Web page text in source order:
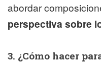
abordar
perspectiva sobre
3. ¿Cómo hacer